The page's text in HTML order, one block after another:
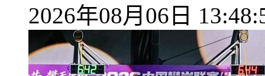
2026年08月06日